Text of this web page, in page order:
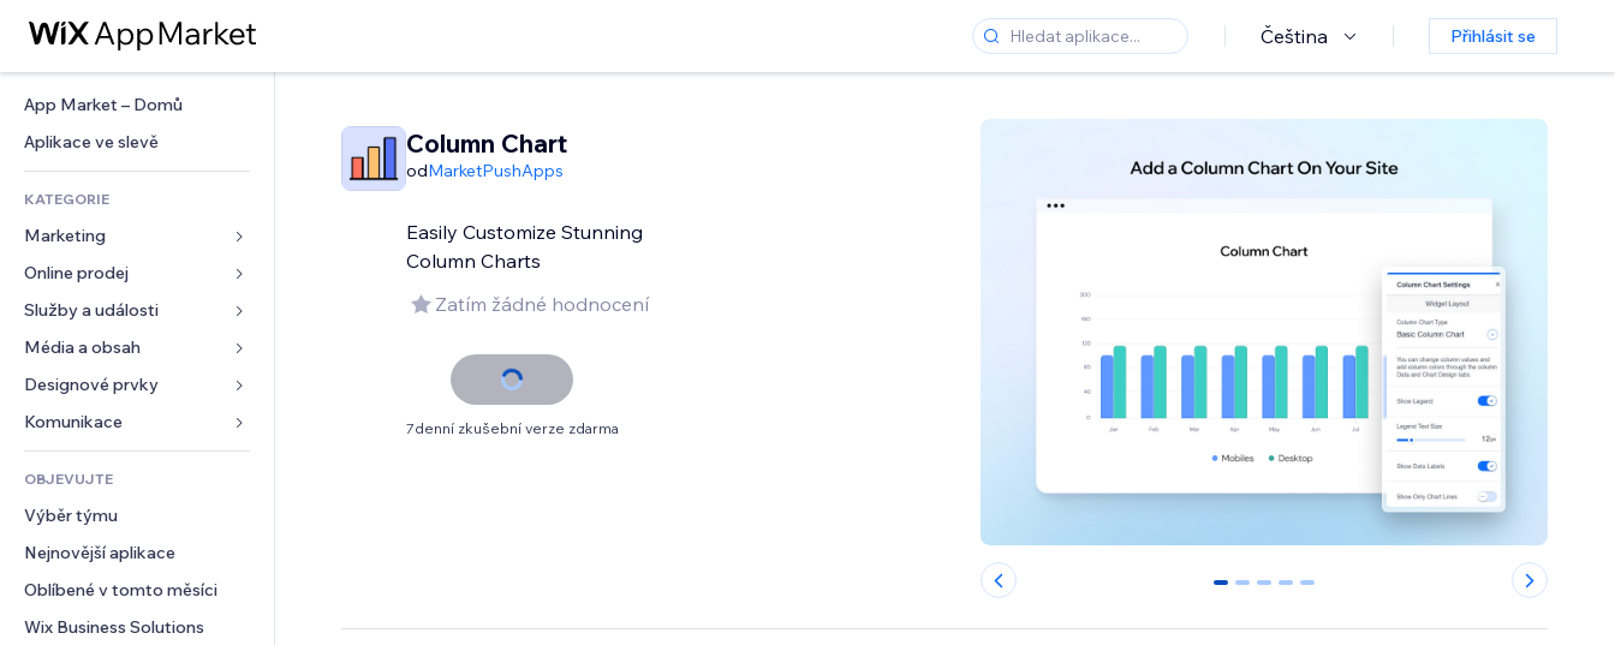
Čeština Přihlásit se
App Market – Domů
Aplikace ve slevě
KATEGORIE
Marketing
Reklamy
Mobilní zařízení
Analytika
Výpisy webu
E‑mail
Online prodej
Aplikace pro obchody
Doprava a doručení
Tlačítka pro prodej
Účetnictví
Kupóny a věrnostní programy
Skladování
Služby a události
Ubytování
Události
Restaurace
Nemovitosti
Rezervace
Média a obsah
Galerie
Hudba
Podcasty
Fotografie
Video
PDF
Sdílení souborů
Novinky
Designové prvky
Mapy a navigace
Soukromí a bezpečnost
Hodiny
Šablony stránek
Efekty pro obrázky
Tlačítka a nabídky
Bannery a odznaky
Formuláře
Ankety
Chat
Komentáře
Telefon
OBJEVUJTE
Výběr týmu
Nejnovější aplikace
Oblíbené v tomto měsíci
Wix Business Solutions
Column Chart
odMarketPushApps
Easily Customize Stunning
Column Charts
Zatím žádné hodnocení
7denní zkušební verze zdarma
0 1 2 3 4